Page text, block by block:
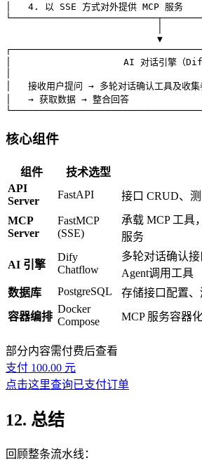
│   4. 以 SSE 方式对外提供
                           ▼
│                    AI 对话引擎
│   接收用户提问 → 多轮对话确认工具及
│   → 获取数据 → 整合回答
核心组件
组件 技术选型
API
Server
FastAPI 接口 CRUD、
MCP
Server
FastMCP
(SSE)
承载 MCP 工具
服务
AI 引擎
Dify
Chatflow
多轮对话确认
Agent调用工具
数据库
PostgreSQL
存储接口配置
容器编排
Docker
Compose
MCP 服务容器
部分内容需付费后查看
支付 100.00 元
点击这里查询已支付订单
12. 总结
回顾整条流水线：